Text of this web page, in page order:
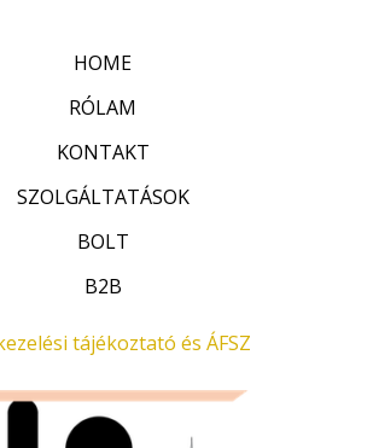
HOME
RÓLAM
KONTAKT
SZOLGÁLTATÁSOK
BOLT
B2B
tájékoztató és ÁFSZ